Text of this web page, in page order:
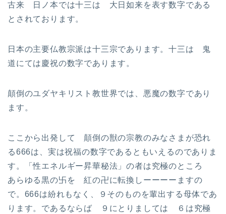
古来 日ノ本では十三は 大日如来を表す数字である
とされております。
日本の主要仏教宗派は十三宗であります。十三は 鬼
道にては慶祝の数字であります。
顛倒のユダヤキリスト教世界では、悪魔の数字であり
ます。
ここから出発して 顛倒の獣の宗教のみなさまが恐れ
る666は、実は祝福の数字であるともいえるのでありま
す。「性エネルギー昇華秘法」の者は究極のところ
あらゆる黒の卐を 紅の卍に転換しーーーーますの
で。666は紛れもなく、９そのものを輩出する母体であ
ります。であるならば ９にとりましては ６は究極